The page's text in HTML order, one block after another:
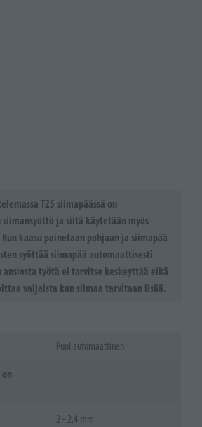
T25 siimapäässä on
ja siitä käytetään myös
Kun kaasu painetaan pohjaan ja siimapää
syöttää siimapää automaattisesti
ansiosta työtä ei tarvitse keskeyttää eikä
valjaista kun siimaa tarvitaan lisää.
Puoliautomaattinen
2 - 2.4 mm